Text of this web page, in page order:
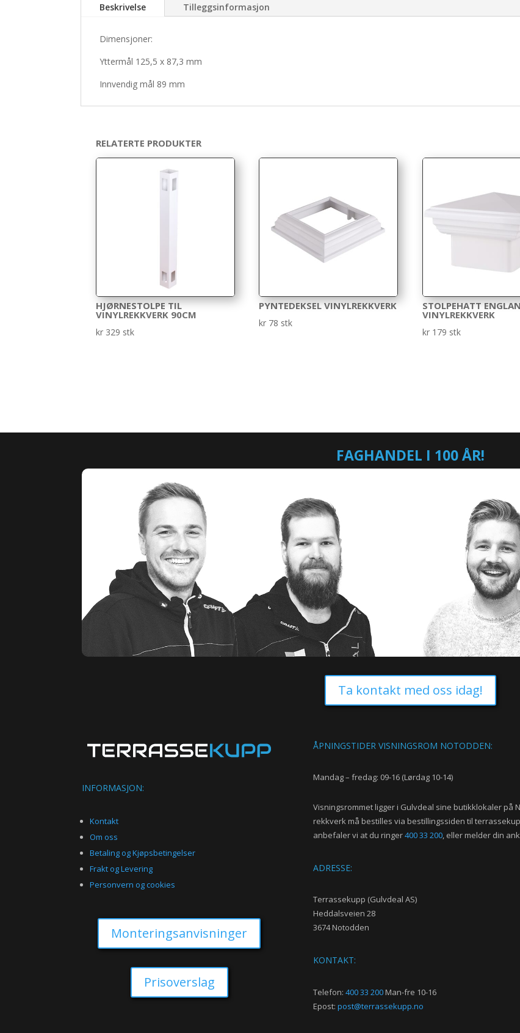
Beskrivelse Tilleggsinformasjon
Dimensjoner:
Yttermål 125,5 x 87,3 mm
Innvendig mål 89 mm
RELATERTE PRODUKTER
HJØRNESTOLPE TIL
VINYLREKKVERK 90CM
kr 329 stk
PYNTEDEKSEL VINYLREKKVERK
kr 78 stk
STOLPEHATT
VINYLREKKVERK
kr179 stk
FAGHANDEL I 100 ÅR!
Ta kontakt med oss idag!
INFORMASJON:
Kontakt
Om oss
Betaling og Kjøpsbetingelser
Frakt og Levering
Personvern og cookies
Monteringsanvisninger
Prisoverslag
ÅPNINGSTIDER VISNINGSROM NOTODDEN:
Mandag – fredag: 09-16 (Lørdag 10-14)
Visningsrommet ligger i Gulvdeal sine butikklokaler på
rekkverk må bestilles via bestillingssiden til
anbefaler vi at du ringer400 33 200, eller melder din
ADRESSE:
Terrassekupp (Gulvdeal AS)
Heddalsveien 28
3674 Notodden
KONTAKT:
Telefon: 400 33 200Man-fre 10-16
Epost: post@terrassekupp.no